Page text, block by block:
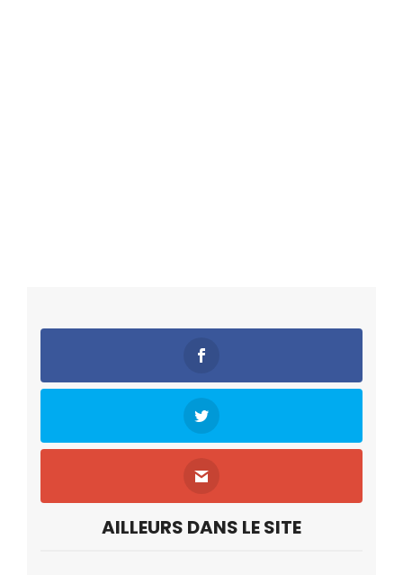
AILLEURS DANS LE SITE